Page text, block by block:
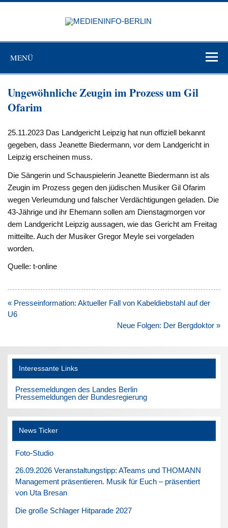
Zum
MENÜ
Ungewöhnliche Zeugin im Prozess um Gil
Ofarim
25.11.2023 Das Landgericht Leipzig hat nun offiziell bekannt
gegeben, dass Jeanette Biedermann, vor dem Landgericht in
Leipzig erscheinen muss.
Die Sängerin und Schauspielerin Jeanette Biedermann ist als
Zeugin im Prozess gegen den jüdischen Musiker Gil Ofarim
wegen Verleumdung und falscher Verdächtigungen geladen. Die
43-Jährige und ihr Ehemann sollen am Dienstagmorgen vor
dem Landgericht Leipzig aussagen, wie das Gericht am Freitag
mitteilte. Auch der Musiker Gregor Meyle sei vorgeladen
worden.
Quelle: t-online
Beitragsnavigation
« Presseinformation: Aktueller Fall von Kabeldiebstahl auf der
U6
Neue Folgen: Der Bergdoktor »
Interessante Links
Pressemeldungen des Landes Berlin
Pressemeldungen der Bundesregierung
News Ticker
Foto-Studio
26.09.2026 Veranstaltungstipp: ATeams und THOMANN
Management präsentieren. Musik für Euch – präsentiert
von Uta Bresan
Die große Schlager Hitparade 2027